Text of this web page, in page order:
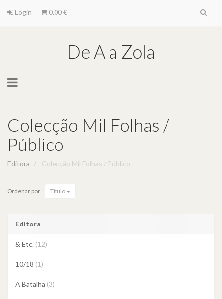
Login 0,00 €
De A a Zola
Toggle
Colecção Mil Folhas /
Público
Editora Colecção Mil Folhas / Público
Ordenar por Título
Editora
& Etc. (12)
10/18 (1)
A Batalha (3)